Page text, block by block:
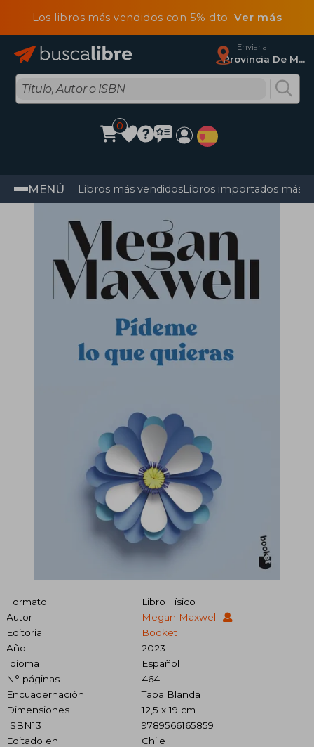
Los libros más vendidos con 5% dtoVer más
Enviar a
Provincia De Madrid
0
MENÚ Libros más vendidosLibros importados más
Formato
Libro Físico
Autor
Megan Maxwell
Editorial
Booket
Año
2023
Idioma
Español
N° páginas
464
Encuadernación
Tapa Blanda
Dimensiones
12,5 x 19 cm
ISBN13
9789566165859
Editado en
Chile